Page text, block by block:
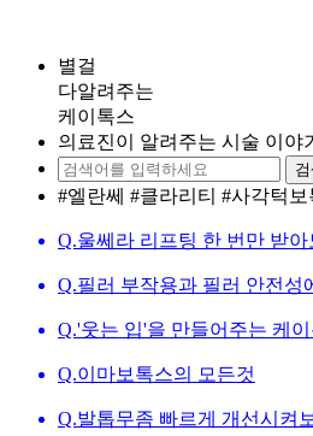
별걸
다알려주는
케 이톡스
의료진이 알려주는 시술 이야기
검
#엘란쎄 #클라리티 #사각턱보
Q.울쎄라 리프팅 한 번만 받
Q.필러 부작용과 필러 안전성
Q.'웃는 입'을 만들어주는 케
Q.이마보톡스의 모든것
Q.발톱무좀 빠르게 개선시켜